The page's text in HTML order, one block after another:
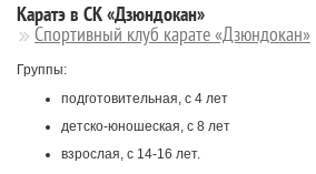
Каратэ в СК «Дзюндокан»
Спортивный клуб карате «Дзюндокан»
Группы:
подготовительная, с 4 лет
детско-юношеская, с 8 лет
взрослая, с 14-16 лет.